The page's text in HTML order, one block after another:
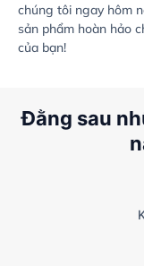
chúng tôi ngay hôm
sản phẩm hoàn hảo
của bạn!
Đằng sau